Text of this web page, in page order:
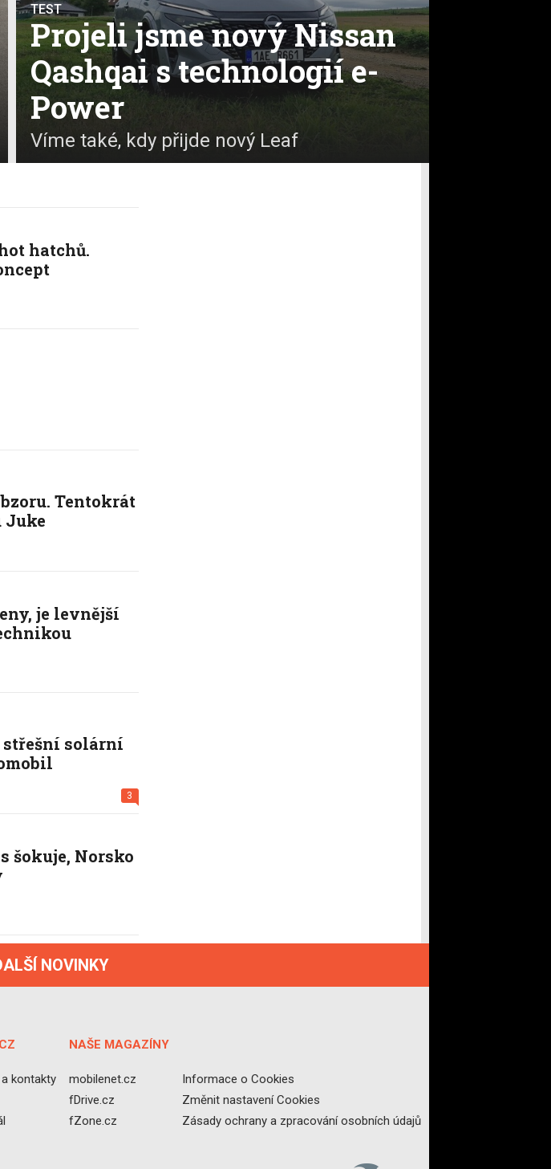
TEST
Projeli jsme nový Nissan
Qashqai s technologií e-
Power
Víme také, kdy přijde nový Leaf
hatchů.
Tentokrát
Juke
je levnější
solární
3
šokuje, Norsko
NOVINKY
kontakty
NAŠE MAGAZÍNY
mobilenet.cz
fDrive.cz
fZone.cz
Informace o Cookies
Změnit nastavení Cookies
Zásady ochrany a zpracování osobních údajů